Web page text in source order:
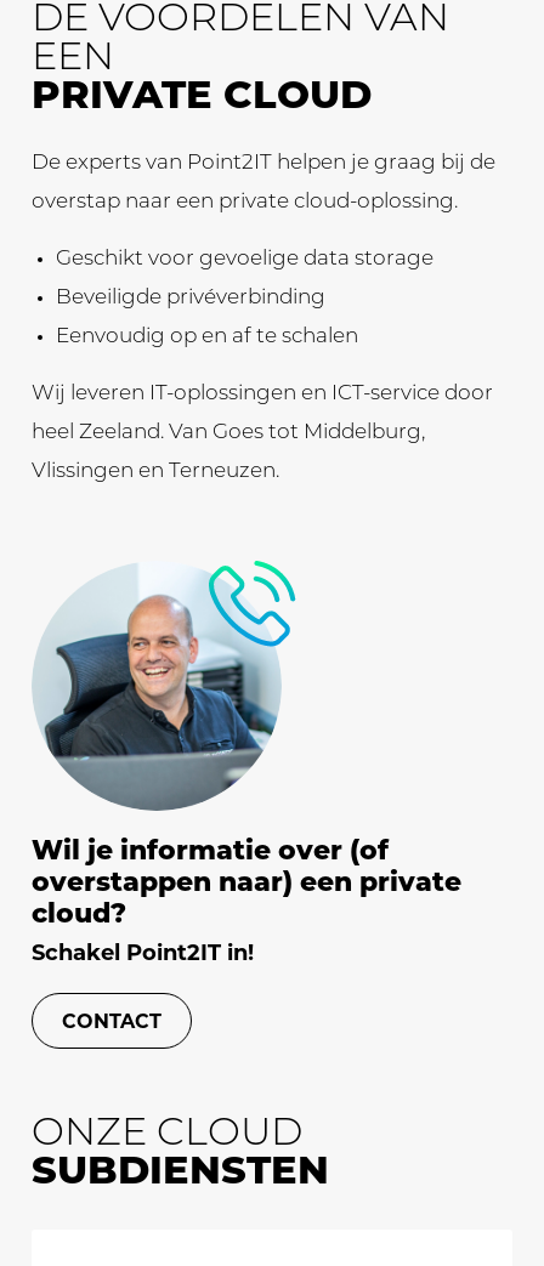
DE VOORDELEN VAN
EEN
PRIVATE CLOUD
De experts van Point2IT helpen je graag bij de
overstap naar een private cloud-oplossing.
Geschikt voor gevoelige data storage
Beveiligde privéverbinding
Eenvoudig op en af te schalen
Wij leveren IT-oplossingen en ICT-service door
heel Zeeland. Van Goes tot Middelburg,
Vlissingen en Terneuzen.
Wil je informatie over (of
overstappen naar) een private
cloud?
Schakel Point2IT in!
CONTACT
ONZE CLOUD
SUBDIENSTEN